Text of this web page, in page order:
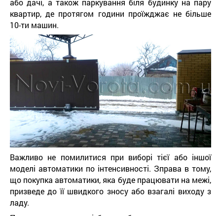
або дачі, а також паркування біля будинку на пару
квартир, де протягом години проїжджає не більше
10-ти машин.
Важливо не помилитися при виборі тієї або іншої
моделі автоматики по інтенсивності. Зправа в тому,
що покупка автоматики, яка буде працювати на межі,
призведе до її швидкого зносу або взагалі виходу з
ладу.